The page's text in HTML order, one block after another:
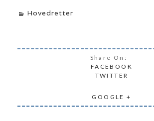
Hovedretter
Share On:
FACEBOOK
TWITTER
GOOGLE +